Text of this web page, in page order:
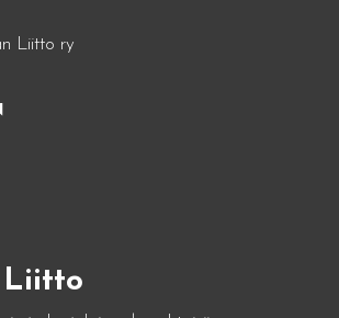
Liitto ry
Liitto